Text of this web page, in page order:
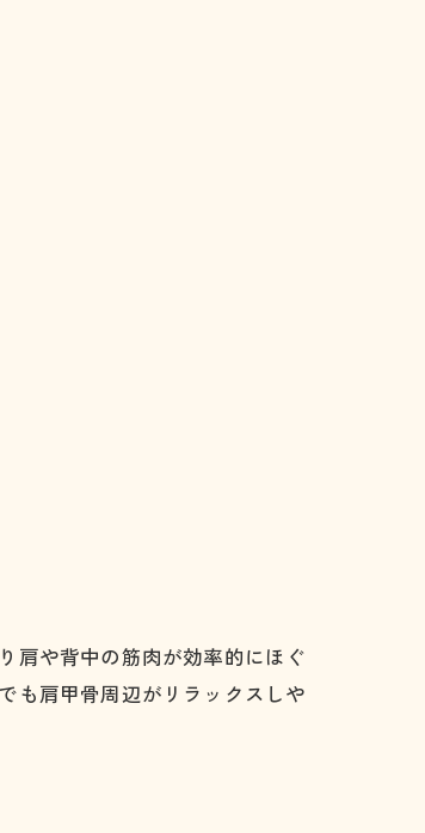
肩や背中の筋肉が効率的にほぐ
も肩甲骨周辺がリラックスしや